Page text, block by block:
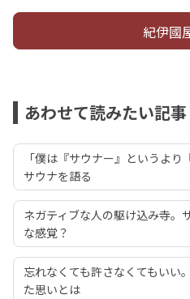
紀伊國
あわせて読みたい記事
「僕は『サウナー』というより
サウナを語る
ネガティブな人の駆け込み寺。
な感覚？
忘れなくても許さなくてもいい
た思いとは